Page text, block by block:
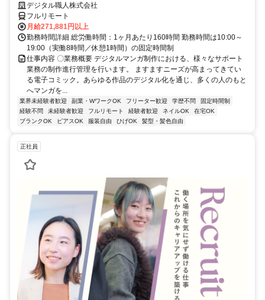
デジタル職人株式会社
フルリモート
月給271,881円以上
勤務時間詳細 総労働時間：1ヶ月あたり160時間 勤務時間は10:00～
19:00（実働8時間／休憩1時間）の固定時間制
仕事内容 〇業務概要 デジタルマンガ制作における、様々なサポート
業務の制作進行管理を行います。 ますますニーズが高まってきてい
る電子コミック。あらゆる作品のデジタル化を通じ、多くの人のもと
へマンガを...
業界未経験者歓迎 副業・WワークOK フリーター歓迎 学歴不問
固定時間制
経験不問
未経験者歓迎 フルリモート 経験者歓迎 ネイルOK
在宅OK
ブランクOK
ピアスOK 服装自由 ひげOK 髪型・髪色自由
正社員